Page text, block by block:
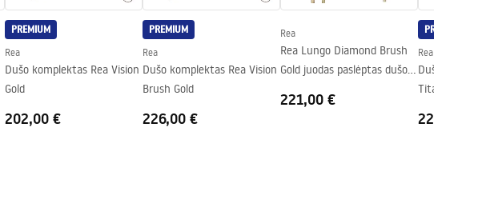
PREMIUM
Rea
Dušo komplektas Rea Vision
Gold
202,00 €
PREMIUM
Rea
Dušo komplektas Rea Vision
Brush Gold
226,00 €
Rea
Rea Lungo Diamond Brush
Gold juodas paslėptas dušo
221,00 €
PREMIUM
Rea
Dušo
Titan
226,00 €